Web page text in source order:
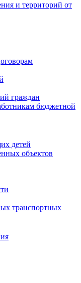
и территорий от
граждан
бюджетной
детей
объектов
транспортных